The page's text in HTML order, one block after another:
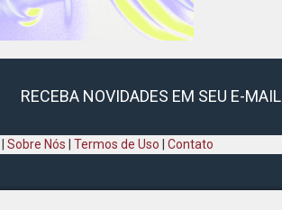
RECEBA NOVIDADES EM SEU E-MAIL
Sobre Nós Termos de Uso Contato